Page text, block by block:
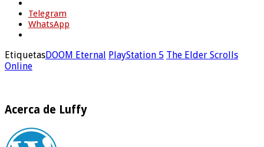
Telegram
WhatsApp
EtiquetasDOOM Eternal PlayStation 5 The Elder Scrolls
Online
Acerca de Luffy